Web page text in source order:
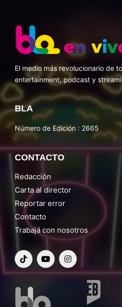
El medio más revolucionario de
entertainment, podcast y
BLA
Número de Edición : 2665
CONTACTO
Redacción
Carta al director
Reportar error
Contacto
Trabajá con nosotros